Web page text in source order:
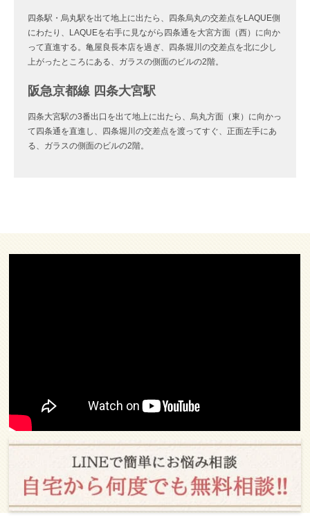
四条駅・烏丸駅を出て地上に出たら、四条烏丸の交差点をLAQUE側
にわたり、LAQUEを右手に見ながら四条通を大宮方面（西）に向か
って直進する。亀屋良長本店を過ぎ、四条堀川の交差点を北に少し
上がったところにある、ガラスの側面のビルの2階。
阪急京都線 四条大宮駅
四条大宮駅の3番出口を出て地上に出たら、烏丸方面（東）に向かっ
て四条通を直進し、四条堀川の交差点を渡ってすぐ、正面左手にあ
る、ガラスの側面のビルの2階。